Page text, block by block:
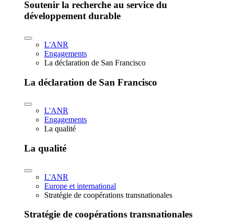
Soutenir la recherche au service du
développement durable
L'ANR
Engagements
La déclaration de San Francisco
La déclaration de San Francisco
L'ANR
Engagements
La qualité
La qualité
L'ANR
Europe et international
Stratégie de coopérations transnationales
Stratégie de coopérations transnationales